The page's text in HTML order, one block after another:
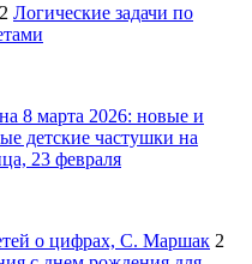
2 Логические задачи по
8 марта 2026: новые и
детские частушки на
23 февраля
о цифрах, С. Маршак 2